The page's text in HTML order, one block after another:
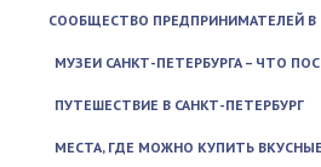
СООБЩЕСТВО ПРЕДПРИНИМАТЕЛЕЙ В
МУЗЕИ САНКТ-ПЕТЕРБУРГА – ЧТО
ПУТЕШЕСТВИЕ В САНКТ-ПЕТЕРБУРГ
МЕСТА, ГДЕ МОЖНО КУПИТЬ